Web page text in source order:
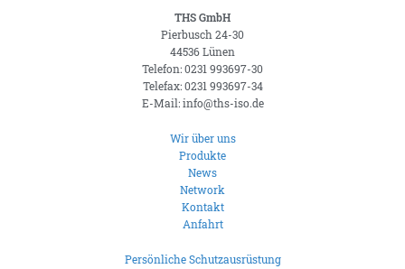
THS GmbH
Pierbusch 24-30
44536 Lünen
Telefon: 0231 993697-30
Telefax: 0231 993697-34
E-Mail: info@ths-iso.de
Wir über uns
Produkte
News
Network
Kontakt
Anfahrt
Persönliche Schutzausrüstung